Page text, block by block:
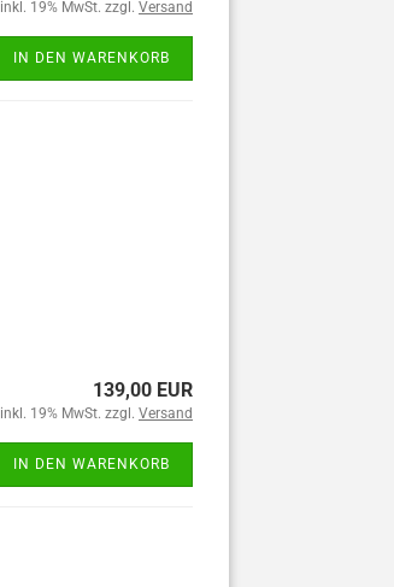
inkl. 19% MwSt. zzgl. Versand
IN DEN WARENKORB
139,00 EUR
inkl. 19% MwSt. zzgl. Versand
IN DEN WARENKORB